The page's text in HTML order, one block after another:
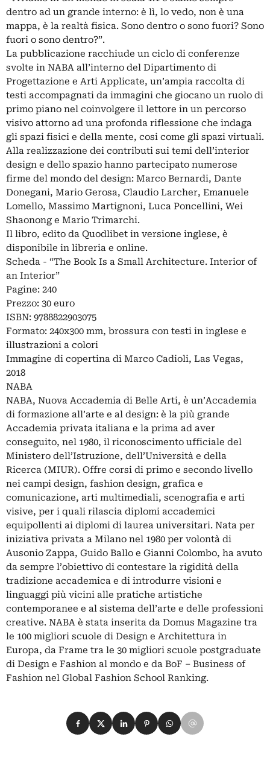
dentro ad un grande interno: è lì, lo vedo, non è una
mappa, è la realtà fisica. Sono dentro o sono fuori? Sono
fuori o sono dentro?”.
La pubblicazione racchiude un ciclo di conferenze
svolte in NABA all’interno del Dipartimento di
Progettazione e Arti Applicate, un’ampia raccolta di
testi accompagnati da immagini che giocano un ruolo di
primo piano nel coinvolgere il lettore in un percorso
visivo attorno ad una profonda riflessione che indaga
gli spazi fisici e della mente, cosi come gli spazi virtuali.
Alla realizzazione dei contributi sui temi dell’interior
design e dello spazio hanno partecipato numerose
firme del mondo del design: Marco Bernardi, Dante
Donegani, Mario Gerosa, Claudio Larcher, Emanuele
Lomello, Massimo Martignoni, Luca Poncellini, Wei
Shaonong e Mario Trimarchi.
Il libro, edito da Quodlibet in versione inglese, è
disponibile in libreria e online.
Scheda - “The Book Is a Small Architecture. Interior of
an Interior”
Pagine: 240
Prezzo: 30 euro
ISBN: 9788822903075
Formato: 240x300 mm, brossura con testi in inglese e
illustrazioni a colori
Immagine di copertina di Marco Cadioli, Las Vegas,
2018
NABA
NABA, Nuova Accademia di Belle Arti, è un’Accademia
di formazione all’arte e al design: è la più grande
Accademia privata italiana e la prima ad aver
conseguito, nel 1980, il riconoscimento ufficiale del
Ministero dell’Istruzione, dell’Università e della
Ricerca (MIUR). Offre corsi di primo e secondo livello
nei campi design, fashion design, grafica e
comunicazione, arti multimediali, scenografia e arti
visive, per i quali rilascia diplomi accademici
equipollenti ai diplomi di laurea universitari. Nata per
iniziativa privata a Milano nel 1980 per volontà di
Ausonio Zappa, Guido Ballo e Gianni Colombo, ha avuto
da sempre l’obiettivo di contestare la rigidità della
tradizione accademica e di introdurre visioni e
linguaggi più vicini alle pratiche artistiche
contemporanee e al sistema dell’arte e delle professioni
creative. NABA è stata inserita da Domus Magazine tra
le 100 migliori scuole di Design e Architettura in
Europa, da Frame tra le 30 migliori scuole postgraduate
di Design e Fashion al mondo e da BoF – Business of
Fashion nel Global Fashion School Ranking.
Condividi su Facebook
Condividi su X
Condividi su LinkedIn
Condividi su Pinterest
Condividi su WhatsApp
Condividi su Email